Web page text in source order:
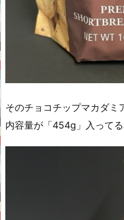
そのチョコチップマカダミ
内容量が「454g」入ってる